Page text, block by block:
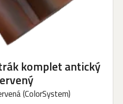
komplet antický
(ColorSystem)